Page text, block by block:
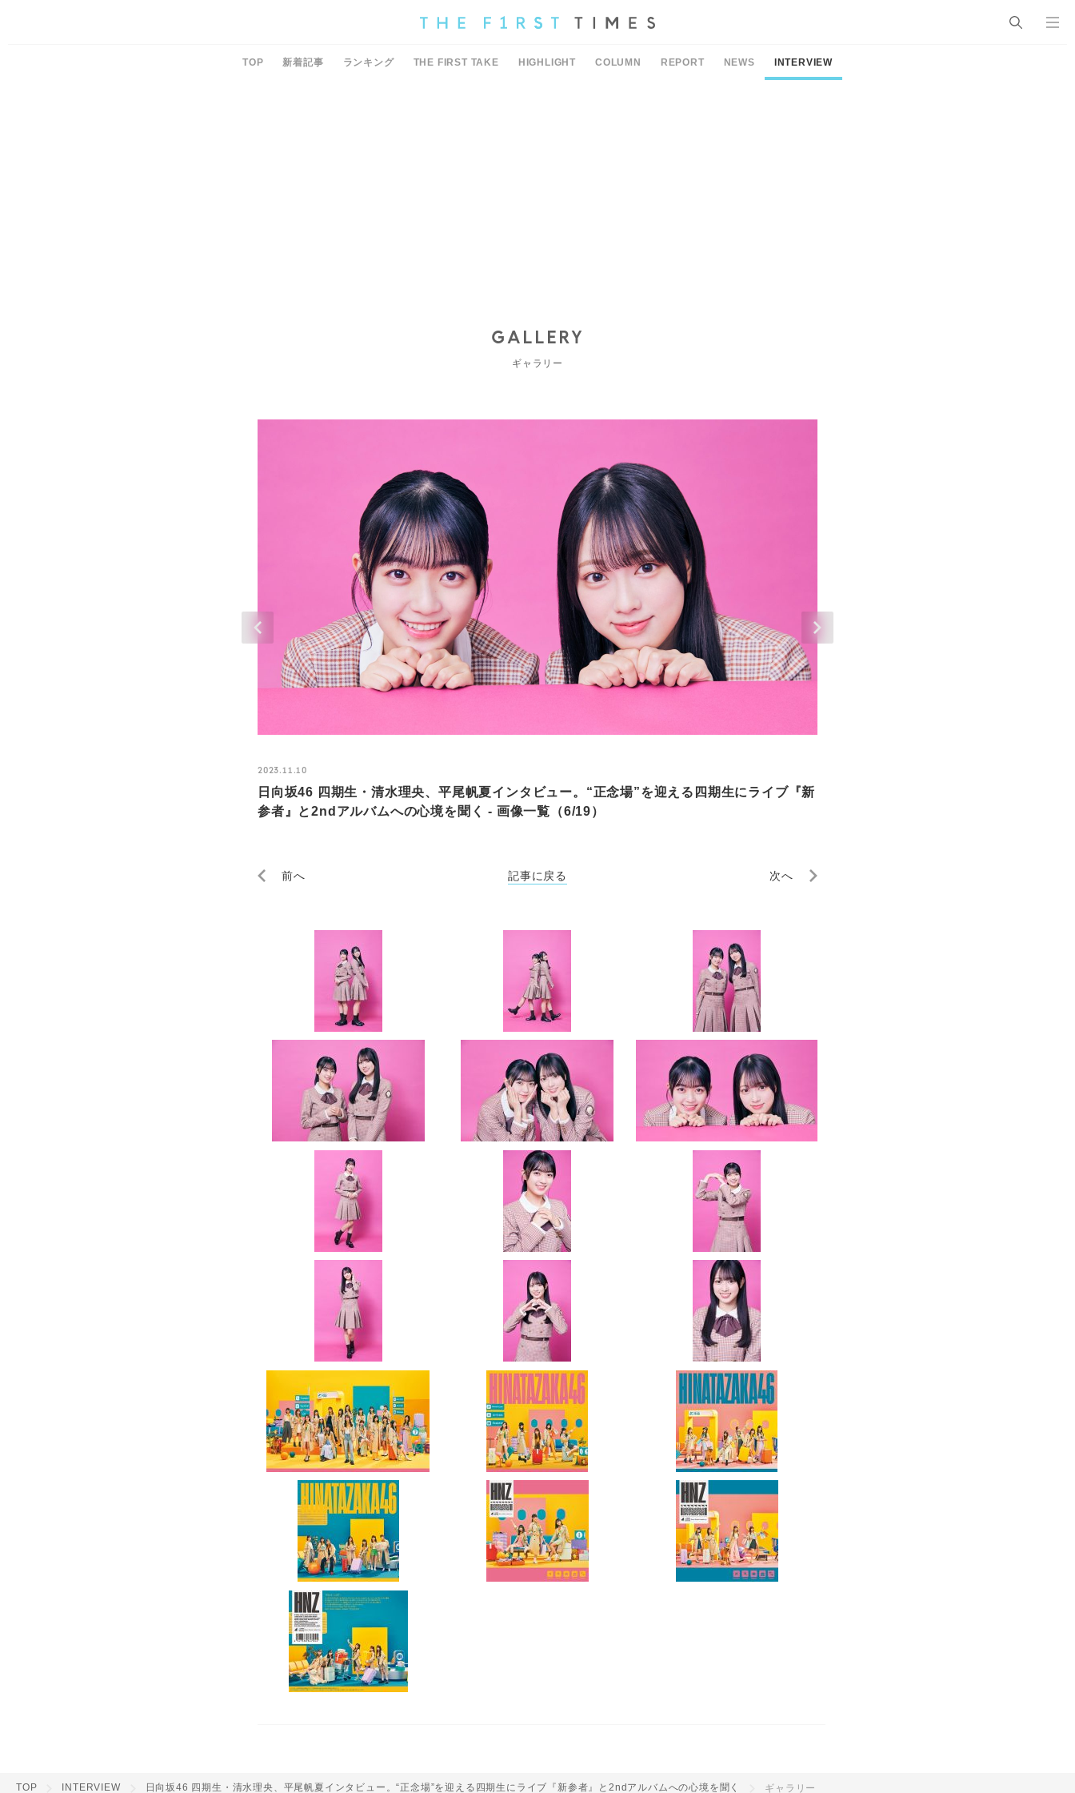
TOP 新着記事 ランキング THE FIRST TAKE HIGHLIGHT COLUMN REPORT NEWS INTERVIEW
GALLERY
ギャラリー
2023.11.10
日向坂46 四期生・清水理央、平尾帆夏インタビュー。“正念場”を迎える四期生にライブ『新
参者』と2ndアルバムへの心境を聞く - 画像一覧（6/19）
前へ 記事に戻る 次へ
TOP INTERVIEW 日向坂46 四期生・清水理央、平尾帆夏インタビュー。“正念場”を迎える四期生にライブ『新参者』と2ndアルバムへの心境を聞く ギャラリー